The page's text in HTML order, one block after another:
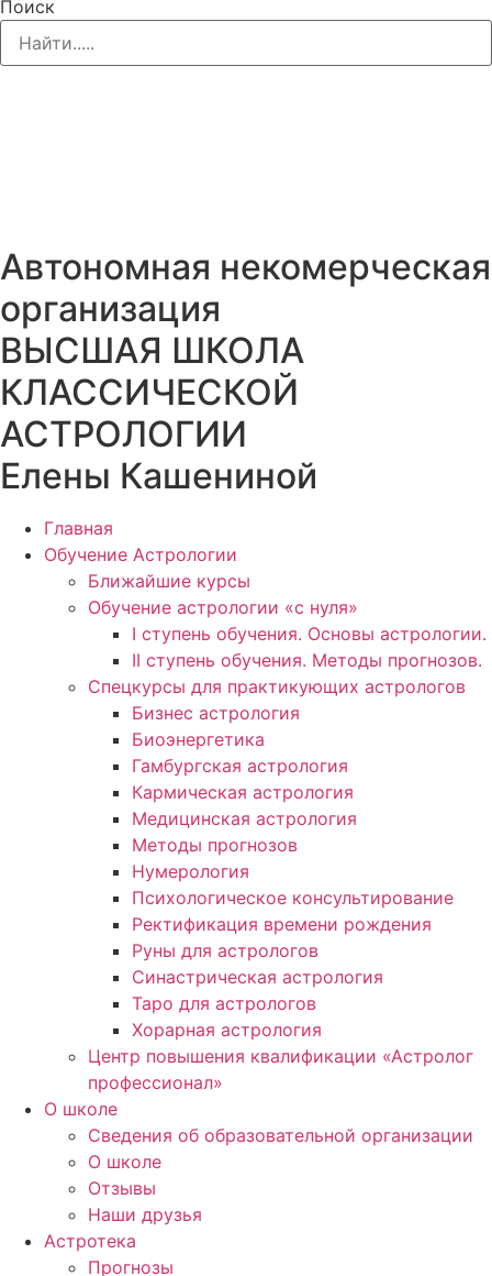
Поиск
Автономная некомерческая
организация
ВЫСШАЯ ШКОЛА
КЛАССИЧЕСКОЙ
АСТРОЛОГИИ
Елены Кашениной
Главная
Обучение Астрологии
Ближайшие курсы
Обучение астрологии «с нуля»
I ступень обучения. Основы астрологии.
II ступень обучения. Методы прогнозов.
Спецкурсы для практикующих астрологов
Бизнес астрология
Биоэнергетика
Гамбургская астрология
Кармическая астрология
Медицинская астрология
Методы прогнозов
Нумерология
Психологическое консультирование
Ректификация времени рождения
Руны для астрологов
Синастрическая астрология
Таро для астрологов
Хорарная астрология
Центр повышения квалификации «Астролог
профессионал»
О школе
Сведения об образовательной организации
О школе
Отзывы
Наши друзья
Астротека
Прогнозы